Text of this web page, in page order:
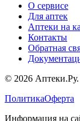
О сервисе
Для аптек
Аптеки на
Контакты
Обратная
© 2026
ПолитикаОферта
Информация на